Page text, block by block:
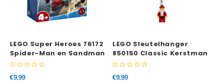
LEGO Super Heroes 76172
Spider-Man en Sandman
duel
€9,99
LEGO Sleutelhanger
850150 Classic Kerstman
€9,99